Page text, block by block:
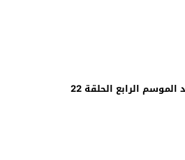
الرابع الحلقة 22